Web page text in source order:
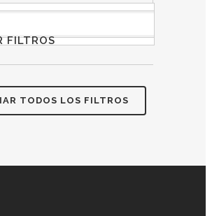
FILTROS
TODOS LOS FILTROS